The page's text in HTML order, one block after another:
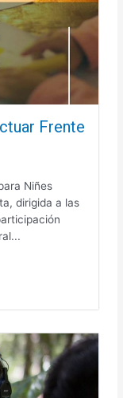
Frente
Niñes
dirigida a las